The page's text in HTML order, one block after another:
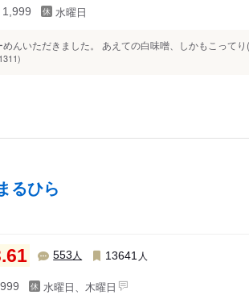
1,999 水曜日
んいただきました。 あえての白味噌、しかもこって
るひら
553人 13641 人
水曜日、木曜日